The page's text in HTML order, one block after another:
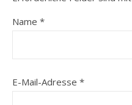
Name *
E-Mail-Adresse *